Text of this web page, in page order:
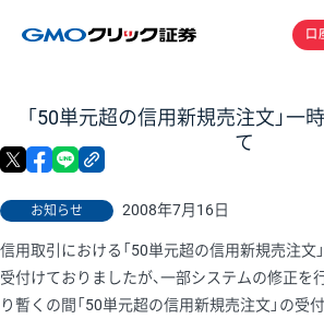
口
「50単元超の信用新規売注文」一
て
お知らせ 2008年7月16日
X facebook
信用取引における「50単元超の信用新規売注文
受付けておりましたが、一部システムの修正を
り暫くの間「50単元超の信用新規売注文」の受